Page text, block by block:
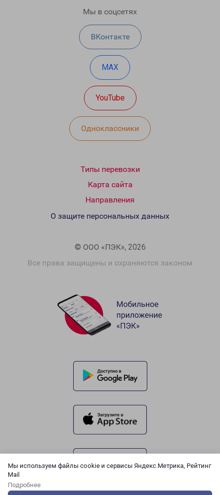
Мы используем файлы cookie и сервисы Яндекс.Метрика, Рейтинг
Mail
Подробнее
Мы в соцсетях
ВКонтакте
MAX
YouTube
Одноклассники
Типы перевозки
Карта сайта
Направления
© ООО «ПЭК», 2026
Все права защищены и охраняются законом
О защите персональных данных